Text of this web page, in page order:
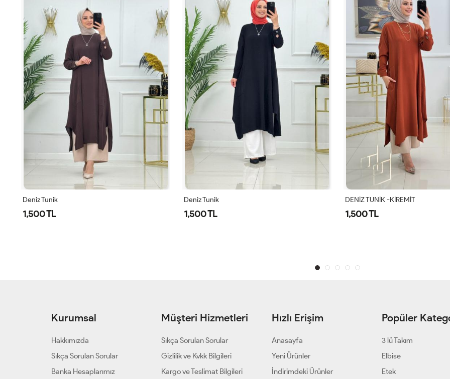
Deniz Tunik
1,500 TL
DENİZ TUNİK -KİREMİT
1,500 TL
Diana Ceket Takım Acı Kahve
2,800 TL
Kurumsal
Hakkımızda
Sıkça Sorulan Sorular
Banka Hesaplarımız
Müşteri Hizmetleri
Sıkça Sorulan Sorular
Gizlilik ve Kvkk Bilgileri
Kargo ve Teslimat Bilgileri
Hızlı Erişim
Anasayfa
Yeni Ürünler
İndirimdeki Ürünler
Popüler
3 lü Takım
Elbise
Etek